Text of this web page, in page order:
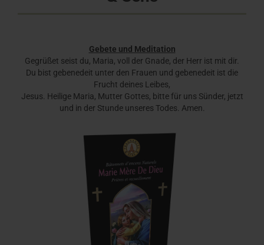
Gebete und Meditation
Gegrüßet seist du, Maria, voll der Gnade, der Herr ist mit dir.
Du bist gebenedeit unter den Frauen und gebenedeit ist die
Frucht deines Leibes,
Jesus. Heilige Maria, Mutter Gottes, bitte für uns Sünder, jetzt
und in der Stunde unseres Todes. Amen.